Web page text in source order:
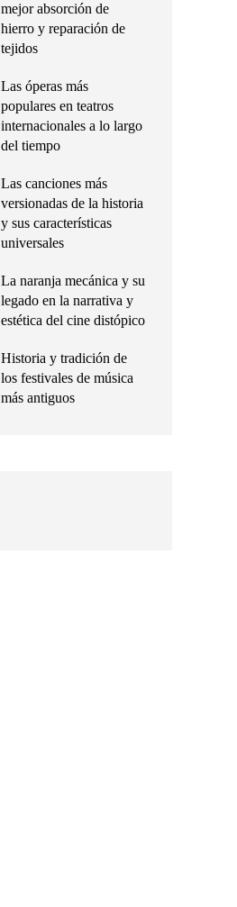
mejor absorción de
hierro y reparación de
tejidos
Las óperas más
populares en teatros
internacionales a lo largo
del tiempo
Las canciones más
versionadas de la historia
y sus características
universales
La naranja mecánica y su
legado en la narrativa y
estética del cine distópico
Historia y tradición de
los festivales de música
más antiguos